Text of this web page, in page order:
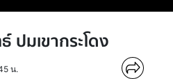
ปมเขากระโดง
น.